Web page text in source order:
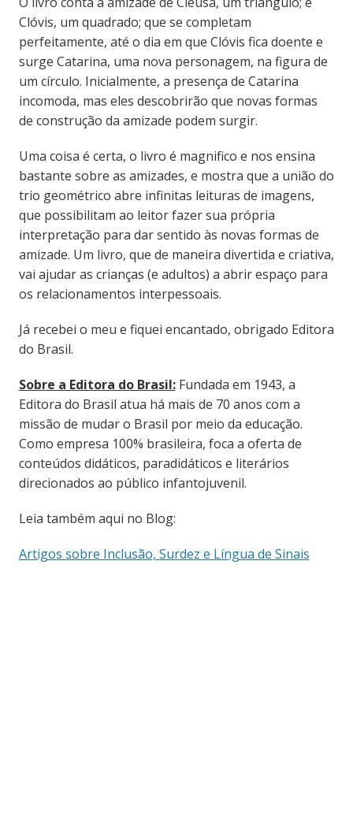
Clóvis, um quadrado; que se completam
perfeitamente, até o dia em que Clóvis fica doente e
surge Catarina, uma nova personagem, na figura de
um círculo. Inicialmente, a presença de Catarina
incomoda, mas eles descobrirão que novas formas
de construção da amizade podem surgir.
Uma coisa é certa, o livro é magnifico e nos ensina
bastante sobre as amizades, e mostra que a união do
trio geométrico abre infinitas leituras de imagens,
que possibilitam ao leitor fazer sua própria
interpretação para dar sentido às novas formas de
amizade. Um livro, que de maneira divertida e criativa,
vai ajudar as crianças (e adultos) a abrir espaço para
os relacionamentos interpessoais.
Já recebei o meu e fiquei encantado, obrigado Editora
do Brasil.
Sobre a Editora do Brasil:Fundada em 1943, a
Editora do Brasil atua há mais de 70 anos com a
missão de mudar o Brasil por meio da educação.
Como empresa 100% brasileira, foca a oferta de
conteúdos didáticos, paradidáticos e literários
direcionados ao público infantojuvenil.
Leia também aqui no Blog:
Artigos sobre Inclusão, Surdez e Língua de Sinais